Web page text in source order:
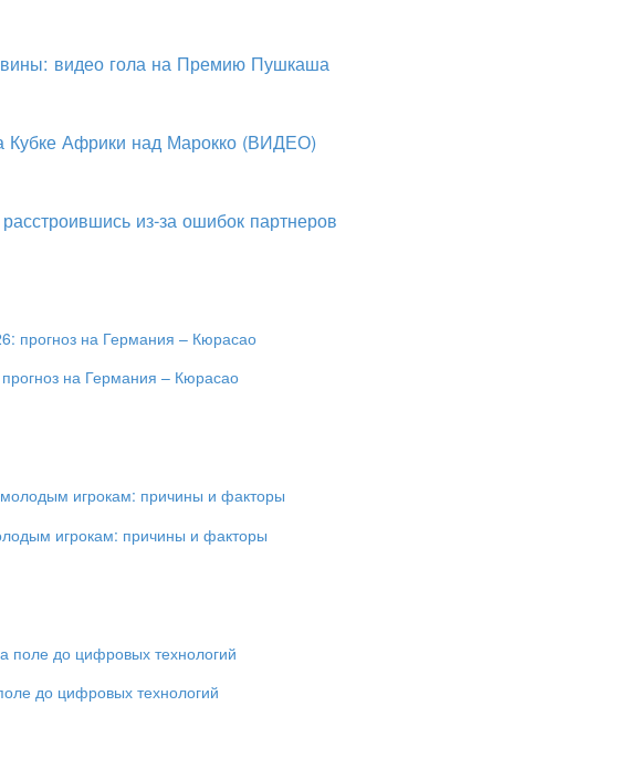
видео гола на Премию Пушкаша
Кубке Африки над Марокко (ВИДЕО)
из-за ошибок партнеров
на Германия – Кюрасао
игрокам: причины и факторы
до цифровых технологий